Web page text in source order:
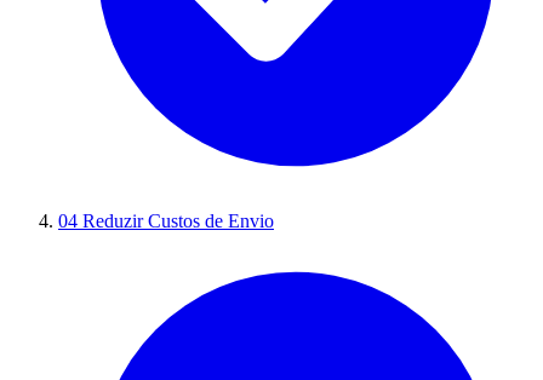
04 Reduzir Custos de Envio